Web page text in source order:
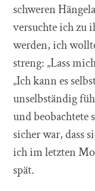
schweren
versuchte ich zu
werden, ich
streng: „Lass
„Ich kann es
unselbständig
und beobachtete
sicher war, dass
ich im letzten
spät.